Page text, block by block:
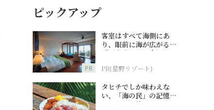
ピックアップ
PR
客室はすべて海側にあ
り、眼前に海が広がる
『西表島ホテル by 星野
PR(星野リゾート)
タヒチでしか味わえな
い、「海の民」の記憶へ
とつながる旅